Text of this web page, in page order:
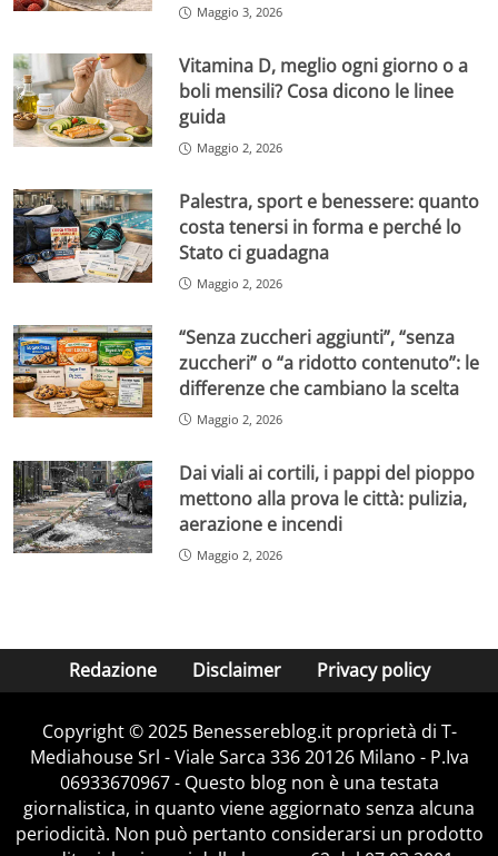
Maggio 3, 2026
Vitamina D, meglio ogni giorno o a
boli mensili? Cosa dicono le linee
guida
Maggio 2, 2026
Palestra, sport e benessere: quanto
costa tenersi in forma e perché lo
Stato ci guadagna
Maggio 2, 2026
“Senza zuccheri aggiunti”, “senza
zuccheri” o “a ridotto contenuto”: le
differenze che cambiano la scelta
Maggio 2, 2026
Dai viali ai cortili, i pappi del pioppo
mettono alla prova le città: pulizia,
aerazione e incendi
Maggio 2, 2026
Redazione Disclaimer Privacy policy
Copyright © 2025 Benessereblog.it proprietà di T-
Mediahouse Srl - Viale Sarca 336 20126 Milano - P.Iva
06933670967 - Questo blog non è una testata
giornalistica, in quanto viene aggiornato senza alcuna
periodicità. Non può pertanto considerarsi un prodotto